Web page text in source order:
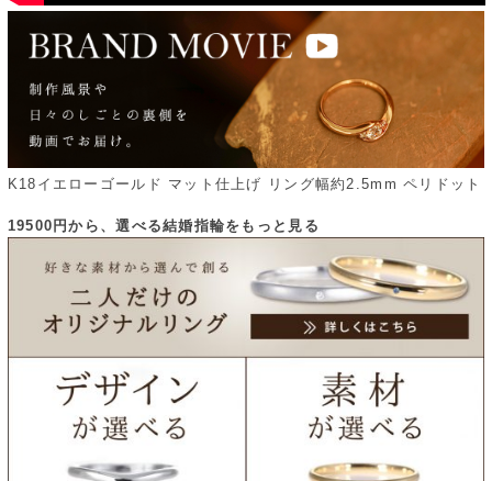
K18イエローゴールド マット仕上げ リング幅約2.5mm ペリドット
19500円から、選べる結婚指輪をもっと見る